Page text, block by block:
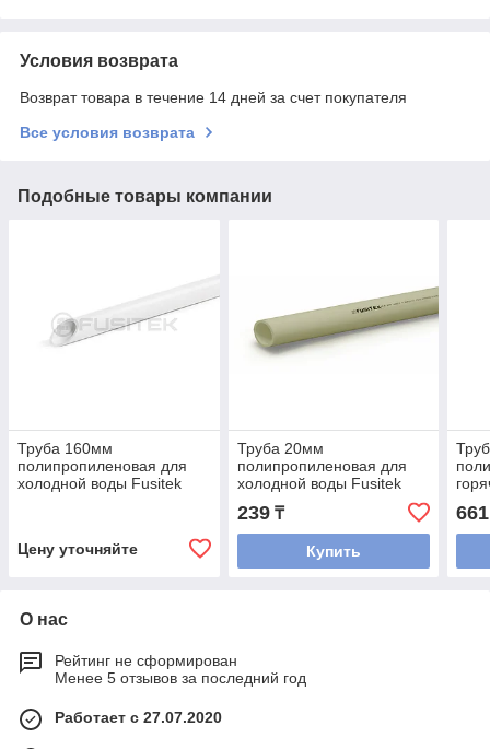
Условия возврата
Возврат товара в течение 14 дней за счет покупателя
Все условия возврата
Подобные товары компании
Труба 160мм
полипропиленовая для
холодной воды Fusitek
Цену уточняйте
Труба 20мм
полипропиленовая для
холодной воды Fusitek
(PN 16) (СЕРАЯ)
239₸
Купить
20)
661
О нас
Рейтинг не сформирован
Менее 5 отзывов за последний год
Работает с 27.07.2020